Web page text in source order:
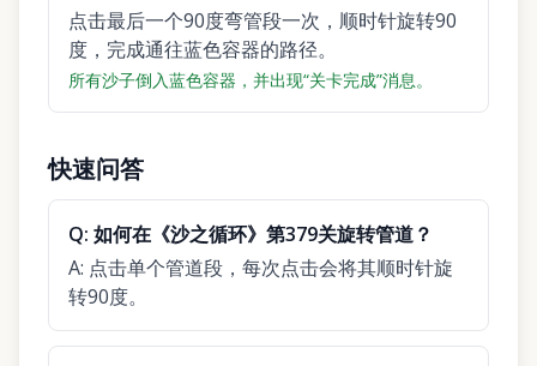
点击最后一个90度弯管段一次，顺时针旋转90
度，完成通往蓝色容器的路径。
所有沙子倒入蓝色容器，并出现“关卡完成”消息。
快速问答
Q: 如何在《沙之循环》第379关旋转管道？
A: 点击单个管道段，每次点击会将其顺时针旋
转90度。